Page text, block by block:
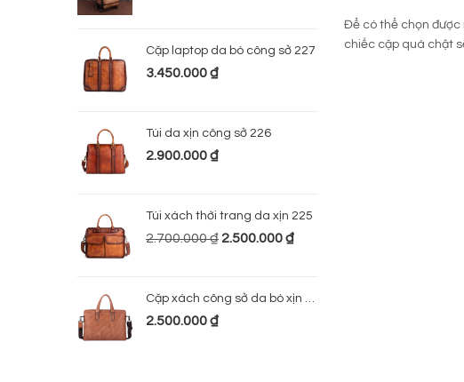
Để có thể chọn được
chiếc cặp quá chật
Cặp laptop da bò công sở 227
3.450.000₫
Túi da xịn công sở 226
2.900.000₫
Túi xách thời trang da xịn 225
2.700.000₫ 2.500.000₫
Cặp xách công sở da bò xịn 224
2.500.000₫